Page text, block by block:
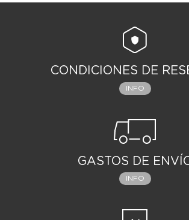
CONDICIONES DE
INFO
GASTOS DE
INFO